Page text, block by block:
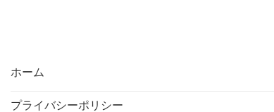
ホーム
プライバシーポリシー